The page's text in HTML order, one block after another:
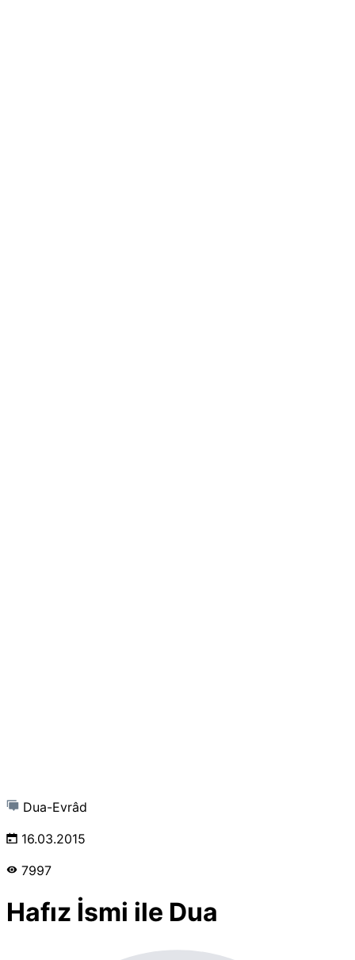
Dua-Evrâd
16.03.2015
7997
Hafız İsmi ile Dua